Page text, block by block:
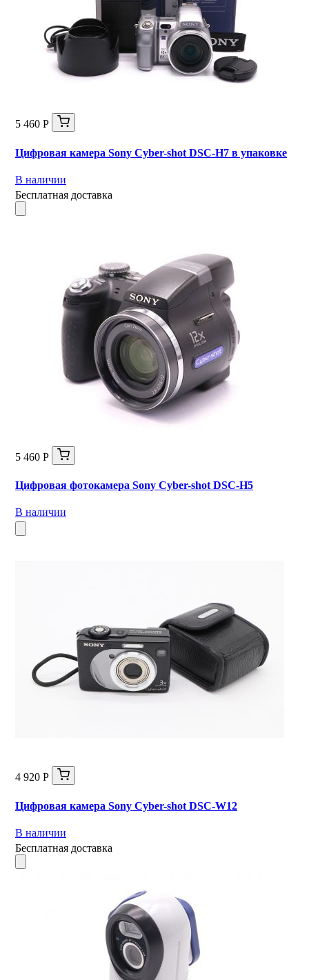
5 460 Р
Цифровая камера Sony Cyber-shot DSC-H7 в упаковке
В наличии
Бесплатная доставка
5 460 Р
Цифровая фотокамера Sony Cyber-shot DSC-H5
В наличии
4 920 Р
Цифровая камера Sony Cyber-shot DSC-W12
В наличии
Бесплатная доставка